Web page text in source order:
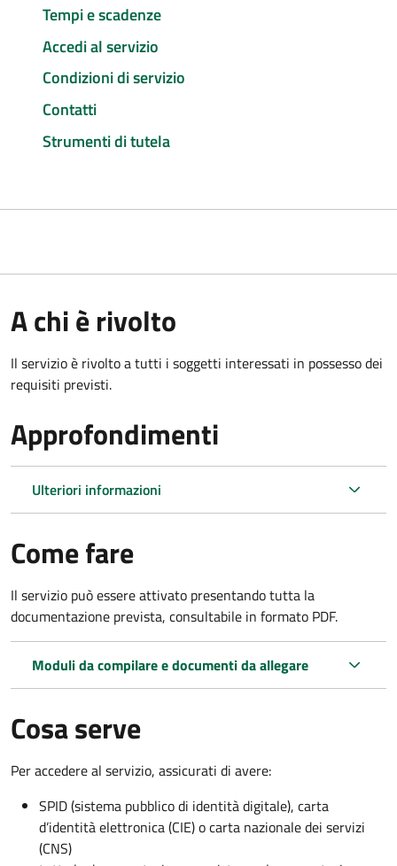
Tempi e scadenze
Accedi al servizio
Condizioni di servizio
Contatti
Strumenti di tutela
A chi è rivolto
Il servizio è rivolto a tutti i soggetti interessati in possesso dei
requisiti previsti.
Approfondimenti
Ulteriori informazioni
Come fare
Il servizio può essere attivato presentando tutta la
documentazione prevista, consultabile in formato PDF.
Moduli da compilare e documenti da allegare
Cosa serve
Per accedere al servizio, assicurati di avere:
SPID (sistema pubblico di identità digitale), carta
d’identità elettronica (CIE) o carta nazionale dei servizi
(CNS)